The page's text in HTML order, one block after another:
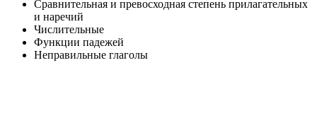
Сравнительная и превосходная степень прилагательных
и наречий
Числительные
Функции падежей
Неправильные глаголы